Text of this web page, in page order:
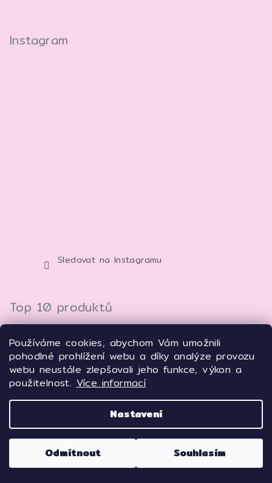
Používáme cookies, abychom Vám umožnili
pohodlné prohlížení webu a díky analýze provozu
webu neustále zlepšovali jeho funkce, výkon a
použitelnost.Více informací
Nastavení
Odmítnout Souhlasím
Instagram
Sledovat na Instagramu
Top 10 produktů
929 Kč
949 Kč
32 Kč
45 Kč